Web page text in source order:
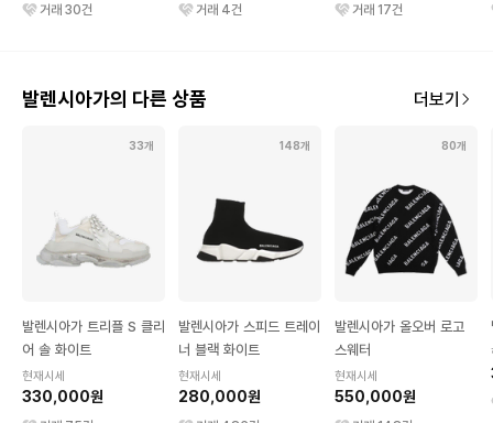
거래 30건 거래 4건 거래 17건
발렌시아가의 다른 상품 더보기
33개
발렌시아가 트리플 S 클리
어 솔 화이트
현재시세
330,000원
148개
발렌시아가 스피드 트레이
너 블랙 화이트
현재시세
280,000원
80개
발렌시아가 올오버 로고
스웨터
현재시세
550,000원